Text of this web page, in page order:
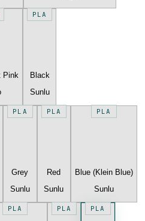
Pink
PLA
Black
Sunlu
PLA
Grey
Sunlu
PLA
Red
Sunlu
PLA
Blue (Klein Blue)
Sunlu
PLA PLA PLA